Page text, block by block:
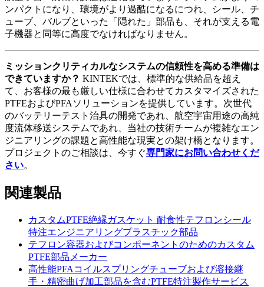
ンパクトになり、環境がより過酷になるにつれ、シール、チ
ューブ、バルブといった「隠れた」部品も、それが支える電
子機器と同等に高度でなければなりません。
ミッションクリティカルなシステムの信頼性を高める準備は
できていますか？ KINTEKでは、標準的な供給品を超え
て、お客様の最も厳しい仕様に合わせてカスタマイズされた
PTFEおよびPFAソリューションを提供しています。次世代
のバッテリーテスト治具の開発であれ、航空宇宙用途の高純
度流体移送システムであれ、当社の技術チームが複雑なエン
ジニアリングの課題と高性能な現実との架け橋となります。
プロジェクトのご相談は、今すぐ専門家にお問い合わせくだ
さい。
関連製品
カスタムPTFE絶縁ガスケット 耐食性テフロンシール
特注エンジニアリングプラスチック部品
テフロン容器およびコンポーネントのためのカスタム
PTFE部品メーカー
高性能PFAコイルスプリングチューブおよび溶接継
手・精密曲げ加工部品を含むPTFE特注製作サービス